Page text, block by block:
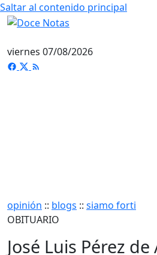
Saltar al contenido principal
viernes 07/08/2026
opinión :: blogs :: siamo forti
OBITUARIO
José Luis Pérez